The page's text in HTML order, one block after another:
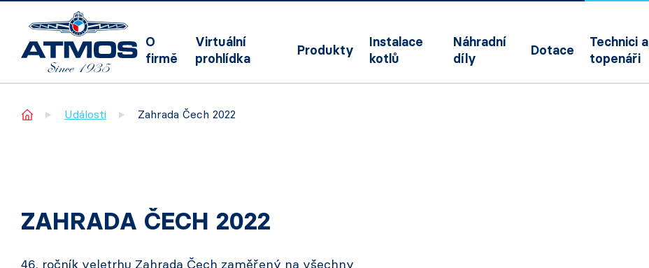
O
firmě
Virtuální
prohlídka
Produkty
Instalace
kotlů
Náhradní
díly
Dotace
Technici a
topenáři
Home Události Zahrada Čech 2022
ZAHRADA ČECH 2022
46. ročník veletrhu Zahrada Čech zaměřený na všechny